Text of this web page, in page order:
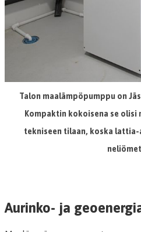
Talon maalämpöpumppu on
Kompaktin kokoisena se olisi
tekniseen tilaan, koska lattia-
Aurinko- ja